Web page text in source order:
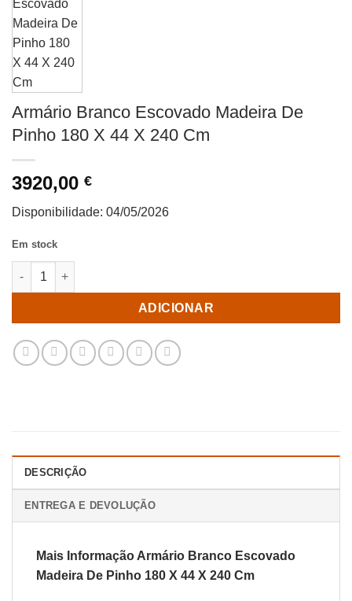
Armário Branco Escovado Madeira De
Pinho 180 X 44 X 240 Cm
3920,00 €
Disponibilidade: 04/05/2026
Em stock
Quantidade de Armário Branco Escovado Madeira De Pinho
ADICIONAR
DESCRIÇÃO
ENTREGA E DEVOLUÇÃO
Mais Informação Armário Branco Escovado
Madeira De Pinho 180 X 44 X 240 Cm